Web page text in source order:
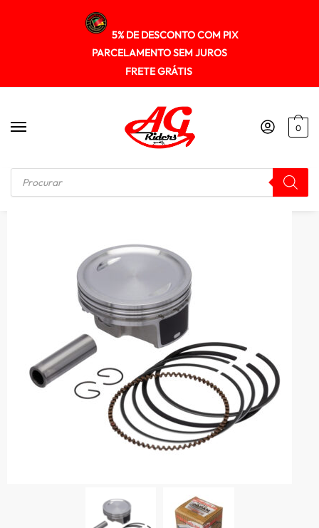
5% DE DESCONTO COM PIX
PARCELAMENTO SEM JUROS
FRETE GRÁTIS
0
Início / MOTOR Pistao Kit C/anel Rik Premium Cg 150 P/ 220cc 0.50